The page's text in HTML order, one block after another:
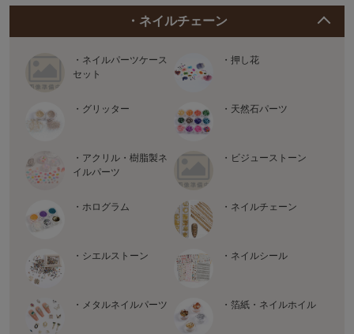
・ネイルチェーン
・ネイルパーツケース
セット
・押し花
・グリッター ・天然石パーツ
・アクリル・樹脂製ネ
イルパーツ
・ビジューストーン
・ホログラム ・ネイルチェーン
・シエルストーン ・ネイルシール
・メタルネイルパーツ ・箔紙・ネイルホイル